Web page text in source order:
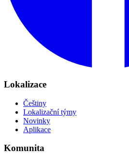
Lokalizace
Češtiny
Lokalizační týmy
Novinky
Aplikace
Komunita